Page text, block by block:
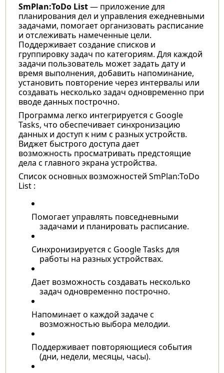
SmPlan:ToDo List— приложение для
планирования дел и управления ежедневными
задачами, помогает организовать расписание
и отслеживать намеченные цели.
Поддерживает создание списков и
группировку задач по категориям. Для каждой
задачи пользователь может задать дату и
время выполнения, добавить напоминание,
установить повторение через интервалы или
создавать несколько задач одновременно при
вводе данных построчно.
Программа легко интегрируется с Google
Tasks, что обеспечивает синхронизацию
данных и доступ к ним с разных устройств.
Виджет быстрого доступа дает
возможность просматривать предстоящие
дела с главного экрана устройства.
Список основных возможностей SmPlan:ToDo
List :
Помогает управлять повседневными
задачами и планировать расписание.
Синхронизируется с Google Tasks для
работы на разных устройствах.
Дает возможность создавать несколько
задач одновременно построчно.
Напоминает о каждой задаче с
возможностью выбора мелодии.
Поддерживает повторяющиеся события
(дни, недели, месяцы, часы).